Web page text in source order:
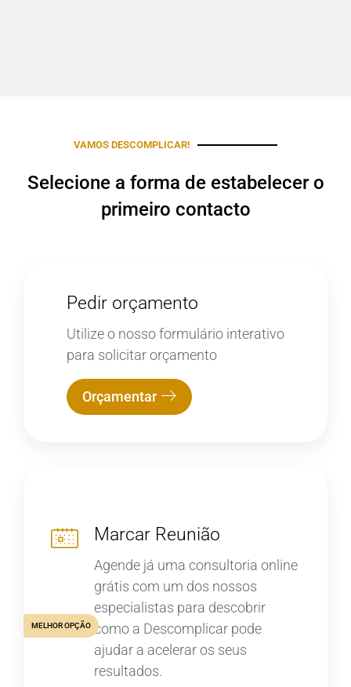
VAMOS DESCOMPLICAR!
Selecione a forma de estabelecer o
primeiro contacto
Pedir orçamento
Utilize o nosso formulário interativo
para solicitar orçamento
Orçamentar
Marcar Reunião
Agende já uma consultoria online
grátis com um dos nossos
especialistas para descobrir
como a Descomplicar pode
ajudar a acelerar os seus
resultados.
MELHOR OPÇÃO